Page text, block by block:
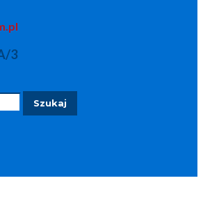
3